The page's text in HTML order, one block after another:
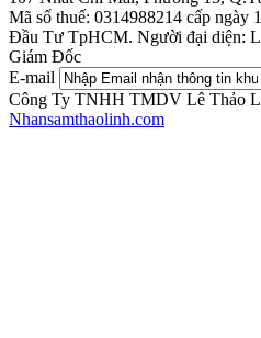
Mã số thuế: 0314988214 cấp ngày
Đầu Tư TpHCM. Người đại diện:
Giám Đốc
E-mail
Công Ty TNHH TMDV Lê Thảo
Nhansamthaolinh.com